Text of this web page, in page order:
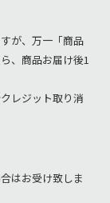
が、万一「商品
、商品お届け後1
レジット取り消
はお受け致しま